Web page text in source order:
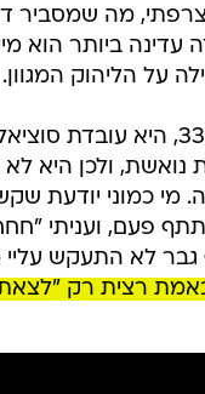
מה שמסביר
עדינה ביותר הוא
על הליהוק המגוון.
ניצן, 33, היא
נואשת, ולכן היא לא
מי כמוני יודעת
פעם, ועניתי
לא התעקש עליי
רצית רק "לצאת